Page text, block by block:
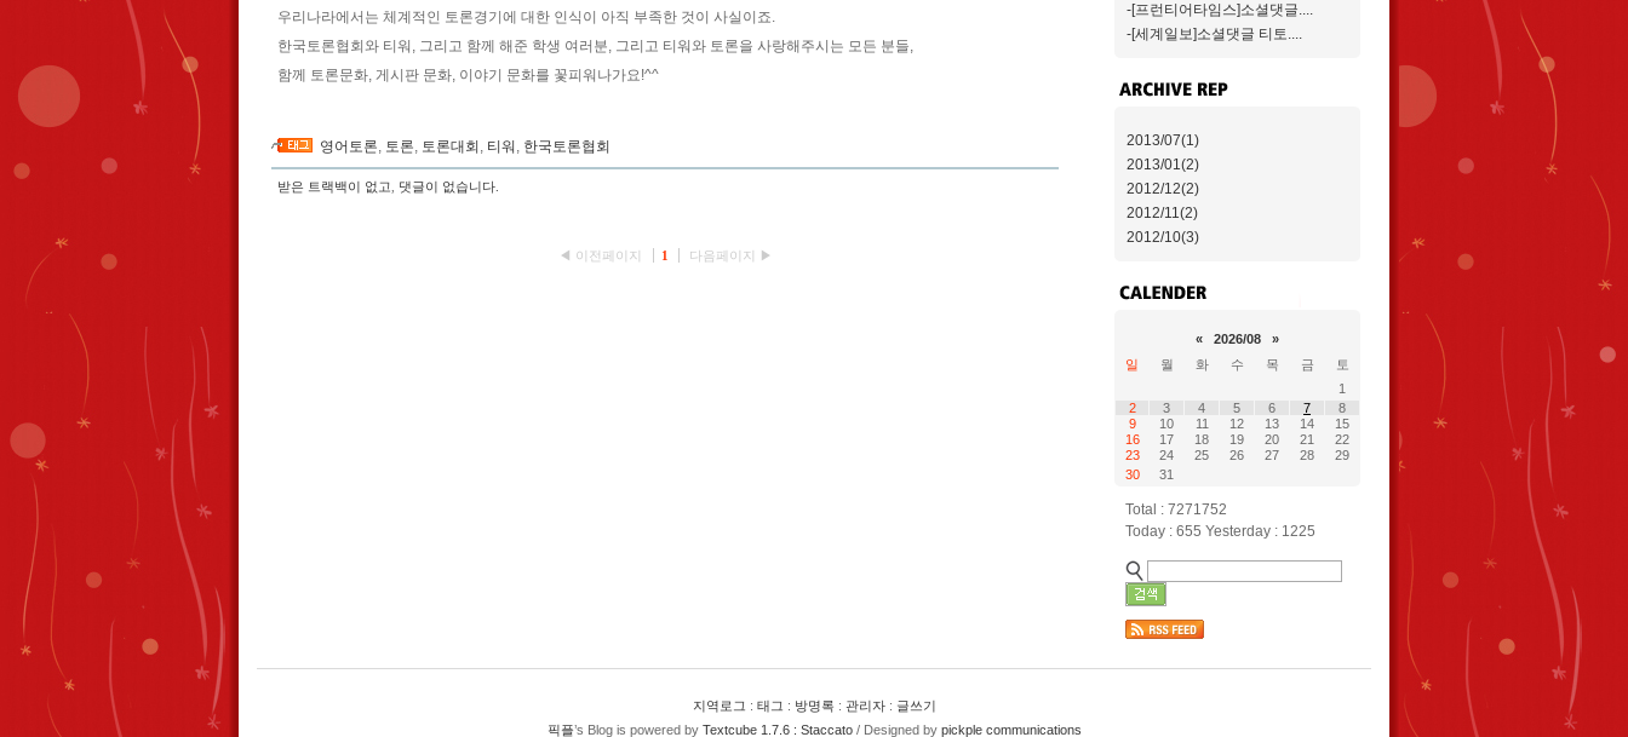
우리나라에서는 체계적인 토론경기에 대한 인식이 아직 부족한 것이 사실이죠.
한국토론협회와 티워, 그리고 함께 해준 학생 여러분, 그리고 티워와 토론을 사랑해주시는 모든 분들,
함께 토론문화, 게시판 문화, 이야기 문화를 꽃피워나가요!^^
영어토론, 토론, 토론대회 , 티워 , 한국토론협회
받은 트랙백이 없고 댓글이 없습니다.
◀ 이전페이지 1 다음페이지 ▶
-[프런티어타임스]소셜댓글....
-[세계일보]소셜댓글 티토....
2013/07(1)
2013/01(2)
2012/12(2)
2012/11(2)
2012/10(3)
« 2026/08
»
일
월 화 수 목 금
토
1
2
3 4 5 6 7
8
9
10 11 12 13 14
15
16
17 18 19 20 21
22
23
24 25 26 27 28
29
30
31
Total : 7271752
Today : 655 Yesterday : 1225
지역로그 : 태그 : 방명록 : 관리자: 글쓰기
픽플’s Blog is powered by Textcube 1.7.6 : Staccato/ Designed by pickple communications